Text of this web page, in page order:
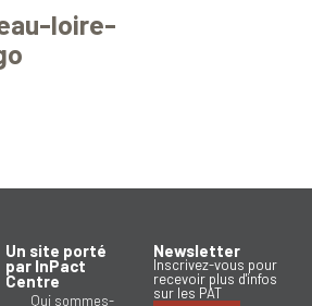
loire-
Un site porté
par InPact
Centre
Qui sommes-
Newsletter
Inscrivez-vous pour
recevoir plus d'infos
sur les PAT